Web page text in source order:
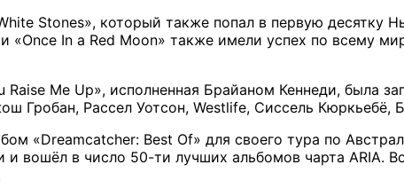
Stones», который также попал в первую десятку
«Once In a Red Moon» также имели успех по всему
Raise Me Up», исполненная Брайаном Кеннеди, была
Гробан, Рассел Уотсон, Westlife, Сиссель Кюркьебё,
«Dreamcatcher: Best Of» для своего тура по
и вошёл в число 50-ти лучших альбомов чарта ARIA.